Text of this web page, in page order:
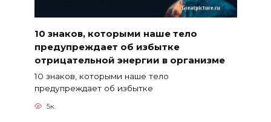
10 знаков, которыми наше тело
предупреждает об избытке
отрицательной энергии в организме
10 знаков, которыми наше тело
предупреждает об избытке
5к.